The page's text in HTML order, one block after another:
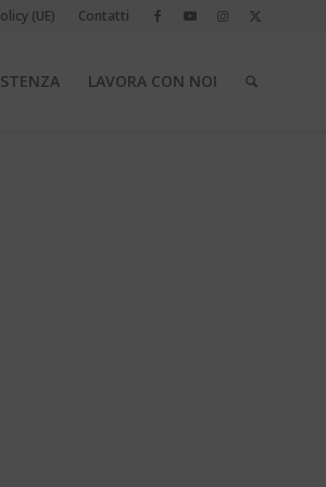
(UE) Contatti
LAVORA CON NOI